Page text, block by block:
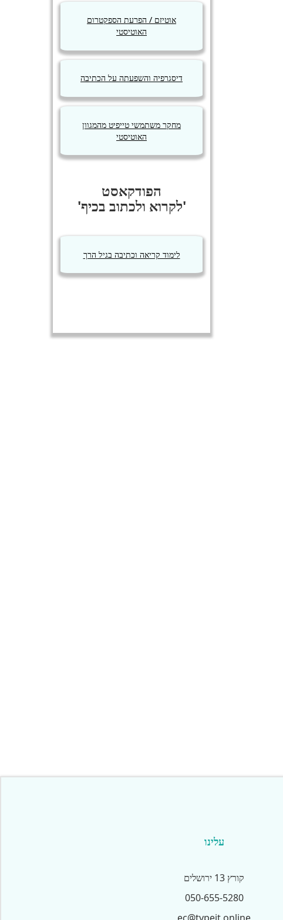
אוטיזם / הפרעת הספקטרום
האוטיסטי
דיסגרפיה והשפעתה על הכתיבה
מחקר משתמשי טייפיט מהמגוון
האוטיסטי
הפודקאסט
'לקרוא ולכתוב בכיף'
לימוד קריאה וכתיבה בגיל הרך
עלינו
קורץ 13 ירושלים
050-655-5280